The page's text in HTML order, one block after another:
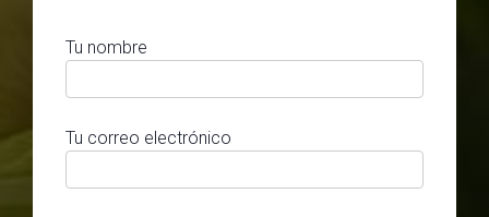
Tu nombre
Tu correo electrónico